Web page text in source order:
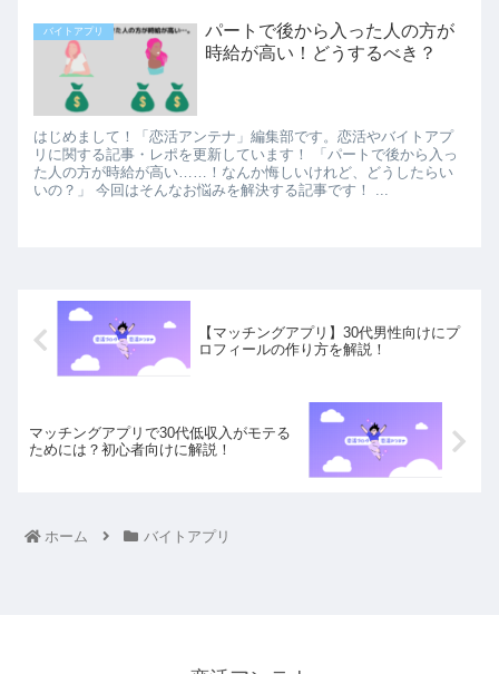
バイトアプリ
パートで後から入った人の方が
時給が高い！どうするべき？
はじめまして！「恋活アンテナ」編集部です。恋活やバイトアプ
リに関する記事・レポを更新しています！ 「パートで後から入っ
た人の方が時給が高い……！なんか悔しいけれど、どうしたらい
いの？」 今回はそんなお悩みを解決する記事です！ ...
【マッチングアプリ】30代男性向けにプ
ロフィールの作り方を解説！
マッチングアプリで30代低収入がモテる
ためには？初心者向けに解説！
ホーム バイトアプリ